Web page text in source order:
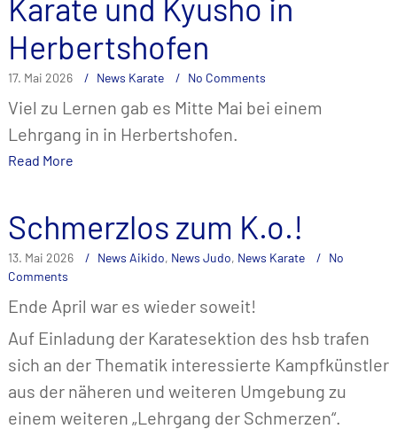
Karate und Kyusho in
Herbertshofen
17. Mai 2026 News Karate No Comments
Viel zu Lernen gab es Mitte Mai bei einem
Lehrgang in in Herbertshofen.
Read More
Schmerzlos zum K.o.!
13. Mai 2026 News Aikido, News Judo, News Karate
No
Comments
Ende April war es wieder soweit!
Auf Einladung der Karatesektion des hsb trafen
sich an der Thematik interessierte Kampfkünstler
aus der näheren und weiteren Umgebung zu
einem weiteren „Lehrgang der Schmerzen“.